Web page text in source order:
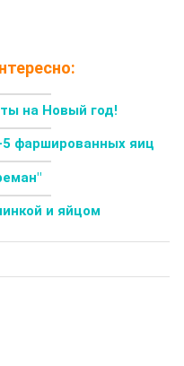
на Новый год!
фаршированных яиц
и яйцом